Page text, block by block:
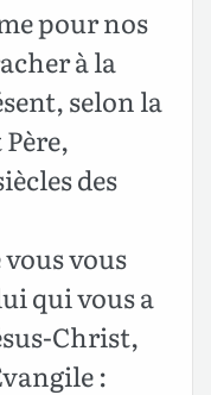
pour nos
à la
selon la
des
vous vous
qui vous a
Christ,
: